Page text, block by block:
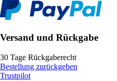
Versand und Rückgabe
30 Tage Rückgaberecht
Bestellung zurückgeben
Trustpilot